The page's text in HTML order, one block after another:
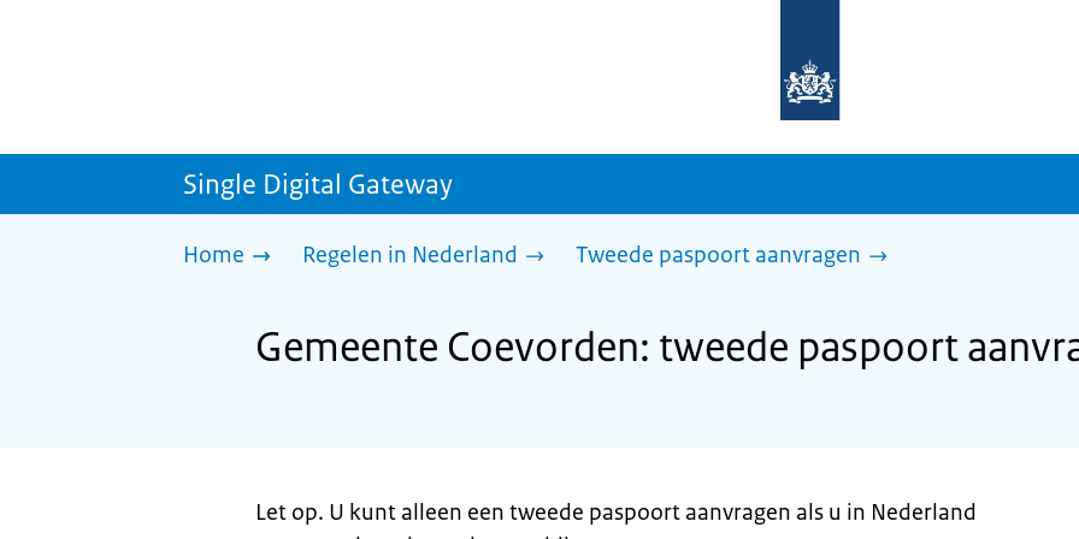
homepage
sdg.rijksoverheid.nl
Single Digital Gateway
Home Regelen in Nederland Tweede paspoort aanvragen
Gemeente Coevorden: tweede paspoort
Let op. U kunt alleen een tweede paspoort aanvragen als u in Nederland